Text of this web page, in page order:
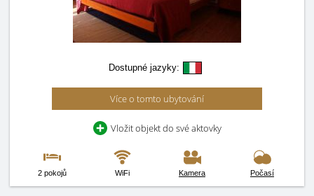
Dostupné jazyky:
Více o tomto ubytování
Vložit objekt do své aktovky
2 pokojů WiFi Kamera Počasí